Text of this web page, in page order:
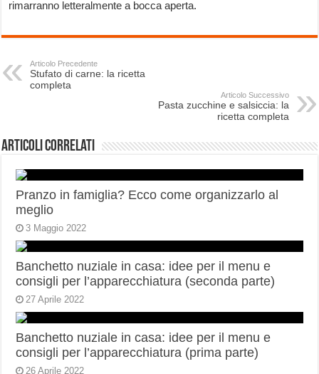
rimarranno letteralmente a bocca aperta.
Articolo Precedente
Stufato di carne: la ricetta
completa
Articolo Successivo
Pasta zucchine e salsiccia: la
ricetta completa
Articoli correlati
Pranzo in famiglia? Ecco come organizzarlo al
meglio
3 Maggio 2022
Banchetto nuziale in casa: idee per il menu e
consigli per l’apparecchiatura (seconda parte)
27 Aprile 2022
Banchetto nuziale in casa: idee per il menu e
consigli per l’apparecchiatura (prima parte)
26 Aprile 2022